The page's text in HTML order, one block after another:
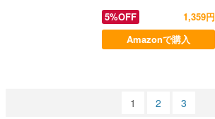
5%OFF
1,359円
Amazonで購入
1 2 3